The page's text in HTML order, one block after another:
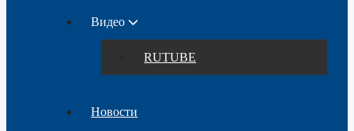
Видео
RUTUBE
Новости